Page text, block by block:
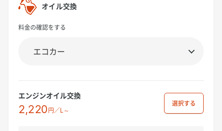
オイル交換
料金の確認をする
エンジンオイル交換
2,220円／L～
選択